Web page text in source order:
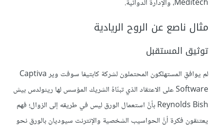
Meditech، والإدارةُ الدوائية.
مثال ناصع عن الروح الريادية
توثيق المستقبل
لم يوافقِ المستهلكون المحتملون لشركة كابتيفا سوفت وير Captiva
Software على الاعتقاد الذي تبنّاهُ الشريك المؤسس لها رينولدس بيش
Reynolds Bish بأنَّ استعمال الورق ليس في طريقه إلى الزوال؛ فهم
يعتنقون فكرة أنَّ الحواسيب الشخصية والإنترنت سيوديان بالورق نحو